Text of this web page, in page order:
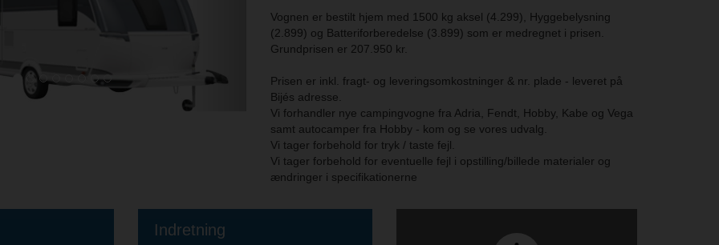
Vognen er bestilt hjem med 1500 kg aksel (4.299), Hyggebelysning
(2.899) og Batteriforberedelse (3.899) som er medregnet i prisen.
Grundprisen er 207.950 kr.
Prisen er inkl. fragt- og leveringsomkostninger & nr. plade - leveret på
Bijés adresse.
Vi forhandler nye campingvogne fra Adria, Fendt, Hobby, Kabe og Vega
samt autocamper fra Hobby - kom og se vores udvalg.
Vi tager forbehold for tryk / taste fejl.
Vi tager forbehold for eventuelle fejl i opstilling/billede materialer og
ændringer i specifikationerne
Indretning